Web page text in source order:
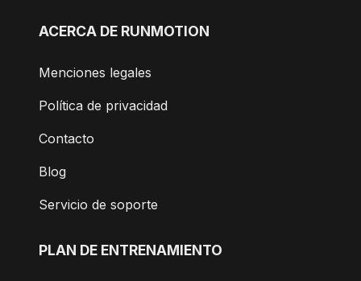
ACERCA DE RUNMOTION
Menciones legales
Política de privacidad
Contacto
Blog
Servicio de soporte
PLAN DE ENTRENAMIENTO